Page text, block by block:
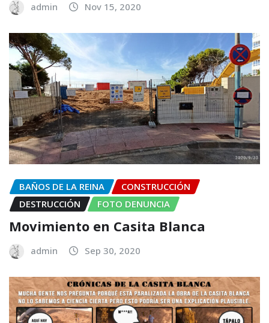
admin Nov 15, 2020
BAÑOS DE LA REINA
CONSTRUCCIÓN
DESTRUCCIÓN
FOTO DENUNCIA
Movimiento en Casita Blanca
admin Sep 30, 2020